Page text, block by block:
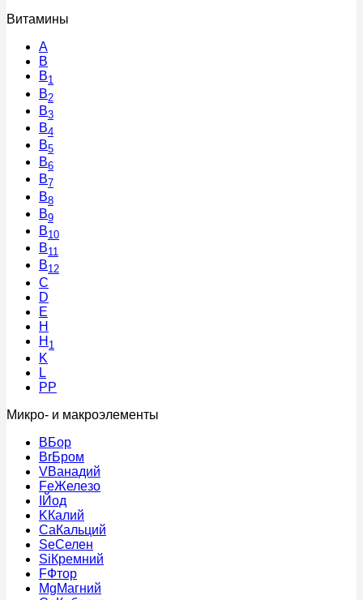
Витамины
A
В
B1
B2
B3
B4
B5
B6
B7
B8
B9
B10
B11
B12
C
D
E
H
H 1
K
L
PP
Микро- и макроэлементы
BБор
BrБром
VВанадий
FeЖелезо
Йод
KКалий
CaКальций
SeСелен
SiКремний
FФтор
MgМагний